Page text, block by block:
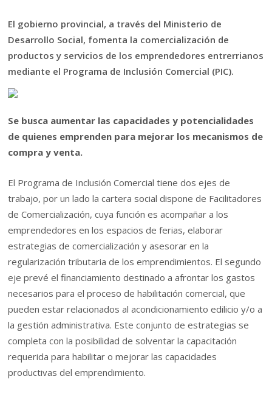
El gobierno provincial, a través del Ministerio de
Desarrollo Social, fomenta la comercialización de
productos y servicios de los emprendedores entrerrianos
mediante el Programa de Inclusión Comercial (PIC).
Se busca aumentar las capacidades y potencialidades
de quienes emprenden para mejorar los mecanismos de
compra y venta.
El Programa de Inclusión Comercial tiene dos ejes de
trabajo, por un lado la cartera social dispone de Facilitadores
de Comercialización, cuya función es acompañar a los
emprendedores en los espacios de ferias, elaborar
estrategias de comercialización y asesorar en la
regularización tributaria de los emprendimientos. El segundo
eje prevé el financiamiento destinado a afrontar los gastos
necesarios para el proceso de habilitación comercial, que
pueden estar relacionados al acondicionamiento edilicio y/o a
la gestión administrativa. Este conjunto de estrategias se
completa con la posibilidad de solventar la capacitación
requerida para habilitar o mejorar las capacidades
productivas del emprendimiento.